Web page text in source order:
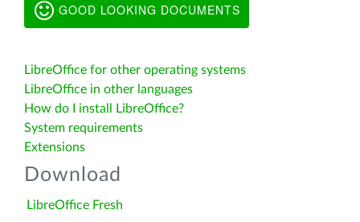
GOOD LOOKING DOCUMENTS
LibreOffice for other operating systems
LibreOffice in other languages
How do I install LibreOffice?
System requirements
Extensions
Download
LibreOffice Fresh